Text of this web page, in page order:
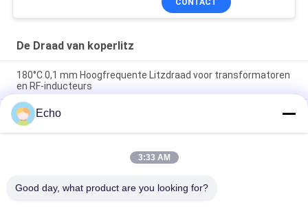
De Draad van koperlitz
180°C 0,1 mm Hoogfrequente Litzdraad voor transformatoren
en RF-inducteurs
180°C Maximale temperatuur 0.1mm Draaddiameter 60
strengen Koper Litz draad voor hoogfrequente toepassingen
1UEW-H 0.1mm AWG38 60-streng gelast Litzdraad voor
transformatoropwikkelingen met maximale temperatuur
Echo
3:33 AM
Good day, what product are you looking for?